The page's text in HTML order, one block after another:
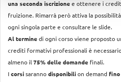
una seconda iscrizione e ottenere i
fruizione. Rimarrà però attiva la
ogni singola parte e consultare le slide.
Al termine di ogni corso viene proposto
crediti formativi professionali è
almeno il 75% delle domande finali.
I corsi saranno disponibili on demand fino